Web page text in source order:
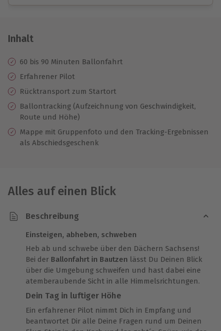
Jeder Gutschein für alle Erlebnisse einlösbar.
10 Jahre gültig & verlängerbar.
Inhalt
60 bis 90 Minuten Ballonfahrt
Erfahrener Pilot
Rücktransport zum Startort
Ballontracking (Aufzeichnung von Geschwindigkeit,
Route und Höhe)
Mappe mit Gruppenfoto und den Tracking-Ergebnissen
als Abschiedsgeschenk
Alles auf einen Blick
Beschreibung
Einsteigen, abheben, schweben
Heb ab und schwebe über den Dächern Sachsens!
Bei der Ballonfahrt in Bautzen lässt Du Deinen Blick
über die Umgebung schweifen und hast dabei eine
atemberaubende Sicht in alle Himmelsrichtungen.
Dein Tag in luftiger Höhe
Ein erfahrener Pilot nimmt Dich in Empfang und
beantwortet Dir alle Deine Fragen rund um Deinen